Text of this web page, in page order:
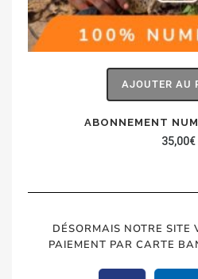
AJOUTER AU
ABONNEMENT
35,00€
DÉSORMAIS NOTRE SITE
PAIEMENT PAR CARTE